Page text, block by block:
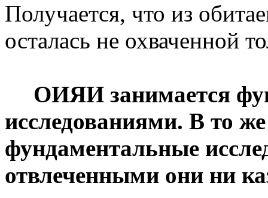
Получается, что из
осталась не охваченной
ОИЯИ занимается
исследованиями. В то
фундаментальные
отвлеченными они ни